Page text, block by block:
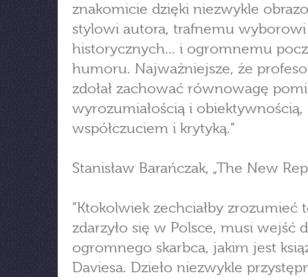
znakomicie dzięki niezwykle
stylowi autora, trafnemu wyborowi
historycznych... i ogromnemu
humoru. Najważniejsze, że
zdołał zachować równowagę
wyrozumiałością i obiektywnością,
współczuciem i krytyką.”
Stanisław Barańczak, „The New
”Ktokolwiek zechciałby zrozumieć
zdarzyło się w Polsce, musi wejść
ogromnego skarbca, jakim jest
Daviesa. Dzieło niezwykle